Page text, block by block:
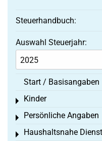
Steuerhandbuch:
Auswahl Steuerjahr:
Start / Basisangaben
Kinder
Toggle menu
Persönliche Angaben
Toggle menu
Haushaltsnahe
Toggle menu